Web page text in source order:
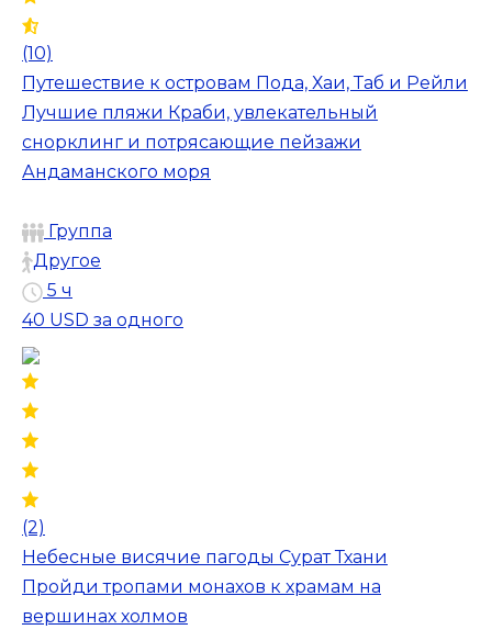
(10)
Путешествие к островам Пода, Хаи, Таб и Рейли
Лучшие пляжи Краби, увлекательный
снорклинг и потрясающие пейзажи
Андаманского моря
Группа
Другое
5 ч
40 USD за одного
(2)
Небесные висячие пагоды Сурат Тхани
Пройди тропами монахов к храмам на
вершинах холмов